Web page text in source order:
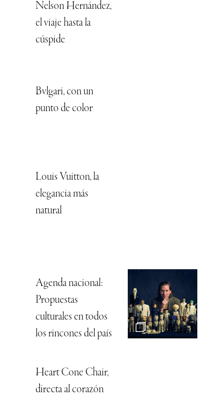
Nelson Hernández,
el viaje hasta la
cúspide
Bvlgari, con un
punto de color
Louis Vuitton, la
elegancia más
natural
Agenda nacional:
Propuestas
culturales en todos
los rincones del país
Heart Cone Chair,
directa al corazón